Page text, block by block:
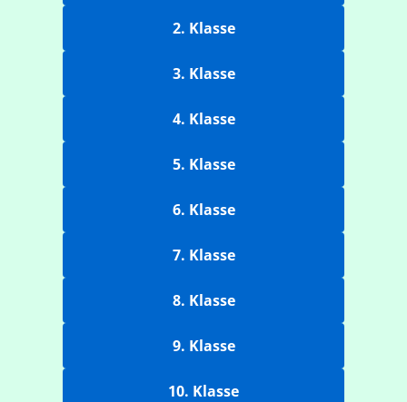
2. Klasse
3. Klasse
4. Klasse
5. Klasse
6. Klasse
7. Klasse
8. Klasse
9. Klasse
10. Klasse